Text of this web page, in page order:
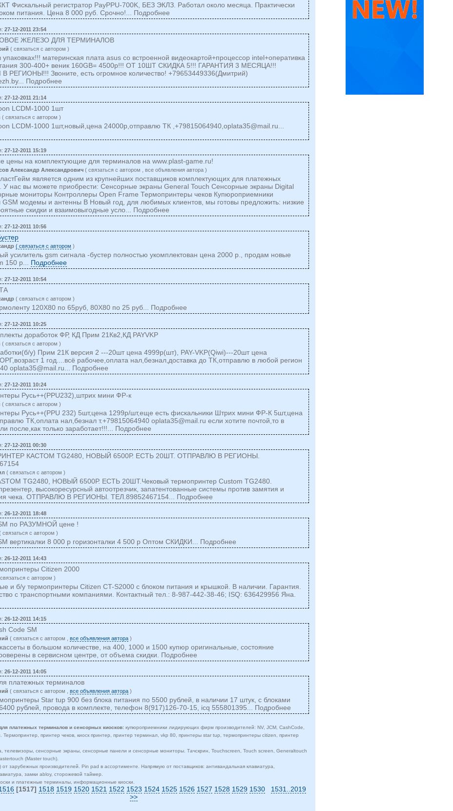
Фискальный регистратор PayPPU-700K, БЕЗ ЭКЛЗ. Работал около месяца. Практически
питания. Цена 8 000 руб. Срочно!... Подробнее
27-12-2011 23:54
ЖЕЛЕЗО ДЛЯ ТЕРМИНАЛОВ
( cвязаться c автором )
упаковках!!! материнская плата asus со встроенной видеокартой+процессор intel+оперативка
300-400+ веник 160GB= 4500р!!! ОТ 10ШТ СКИДКА 5!!! ГАРАНТИЯ 3 МЕСЯЦА!!!
Звоните, есть огромное количество! +79653449336(Дмитрий)
... Подробнее
27-12-2011 21:14
LCDM-1000 1шт
( cвязаться c автором )
LCDM-1000 1шт,новый,цена 24000р,отправлю ТК ,+79815064940,oplata35@mail.ru
27-12-2011 15:19
цены на комплектующие для терминалов на www.plast-game.ru!
Александр Александрович ( cвязаться c автором , все объявления автора )
является одним из крупнейших поставщиков комплектующих для платежных
У нас вы можете приобрести: Сенсорные экраны General Touch Сенсорные экраны Digital
мониторы Контроллеры Open Frame Термопринтеры чеков Купюроприемники
GSM модемы и антенны В Новый год, для любимых клиентов, мы готовы предложить: низкие
скидки и взаимовыгодные усло... Подробнее
27-12-2011 10:56
( cвязаться c автором )
усилитель gsm сигнала -бустер полностью укомплектован цена 2000 р., продам новые
150 р... Подробнее
27-12-2011 10:54
( cвязаться c автором )
120Х80 по 65руб, 80Х80 по 25 руб... Подробнее
27-12-2011 10:25
доработок ФР, КД Прим 21Кв2,КД PAYVKP
( cвязаться c автором )
у) Прим 21К версия 2 ---20шт цена 4999р(шт), PAY-VKP(Qiwi)---20шт цена
1 год....всё рабочее,оплата нал,безнал,доставка до ТК,отправлю в любой регион
oplata35@mail.ru ... Подробнее
27-12-2011 10:24
Русь++(PPU232),штрих мини ФР-к
( cвязаться c автором )
Русь++(PPU 232) 5шт,цена 1299р/шт,еще есть фискальники Штрих мини ФР-К 5шт,цена
ТК,оплата нал,безнал т.+79815064940oplata35@mail.ru если хотите почтой,то в
после,как только заработает!!!... Подробнее
27-12-2011 00:30
КАСТОМ TG2480, НОВЫЙ 6500Р. ЕСТЬ 20ШТ. ОТПРАВЛЮ В РЕГИОНЫ.
( cвязаться c автором )
TG2480, НОВЫЙ 6500Р. ЕСТЬ 20ШТ.Чековый термопринтер Custom TG2480.
высокоресурсный автоотрезчик, запатентованные системы против замятия и
чека. ОТПРАВЛЮ В РЕГИОНЫ. ТЕЛ.89852467154... Подробнее
26-12-2011 18:48
по РАЗУМНОЙ цене !
cвязаться c автором )
вертикалки 8 000 р горизонталки 4 500 р Оптом СКИДКИ... Подробнее
26-12-2011 14:43
Citizen 2000
c автором )
и б/у термопринтеры Citizen CT-S2000 с блоком питания и крышкой. В наличии. Гарантия.
с транспортными компаниями. Контактный тел.: 8-987-442-38-46; ISQ: 636429956 Яна.
26-12-2011 14:15
Code SM
( cвязаться c автором ,все объявления автора )
в большом количестве, на 400, 1000 и 1500 купюр оригинальные, состояние
в сервисном центре, от объема скидки. Подробнее
26-12-2011 14:05
платежных терминалов
( cвязаться c автором ,все объявления автора )
Star tup 900 без блока питания по 5500 рублей, в наличии 17 штук, с блоками
рублей, провода в комплекте, телефон 8(917)126-70-15, icq 555801395... Подробнее
платежных терминалов и сенсорных киосков: купюроприемники лидирующих фирм производителей: NV, JCM, CashCode,
Термопринтер, принтер чеков, киоск принтер, принтер терминал, vkp 80, принтеры star tup, термопринтеры citizen, принтер
телевизоры, сенсорные экраны, сенсорные панели и сенсорные мониторы. Тачскрин, Touchscreen, Touch screen, Generaltouch
(Master touch).
зарубежных производителей. Pin pad в ассортименте. Напрямую от поставщиков: антивандальная клавиатура,
замки abloy, сторожевой таймер.
и платежные терминалы, информационные киоски.
[1517] 1518 1519 1520 1521 1522 1523 1524 1525 1526 1527 1528 1529 1530
1531..2019
>>